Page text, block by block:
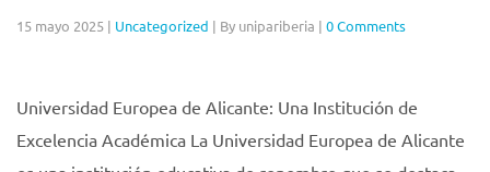
15 mayo 2025 | Uncategorized | By unipariberia | 0 Comments
Universidad Europea de Alicante: Una Institución de
Excelencia Académica La Universidad Europea de Alicante